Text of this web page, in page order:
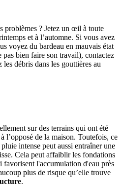
problèmes ? Jetez un œil à toute
et à l’automne. Si vous avez
voyez du bardeau en mauvais état
bien faire son travail), contactez
débris dans les gouttières au
sur des terrains qui ont été
l’opposé de la maison. Toutefois, ce
intense peut aussi entraîner une
Cela peut affaiblir les fondations
favorisent l'accumulation d'eau près
plus de risque qu’elle trouve
.